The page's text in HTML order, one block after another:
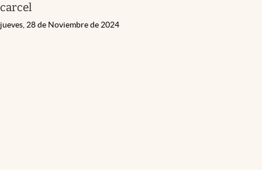
carcel
jueves, 28 de Noviembre de 2024